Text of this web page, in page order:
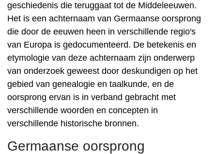
geschiedenis die teruggaat tot de Middeleeuwen.
Het is een achternaam van Germaanse oorsprong
die door de eeuwen heen in verschillende regio's
van Europa is gedocumenteerd. De betekenis en
etymologie van deze achternaam zijn onderwerp
van onderzoek geweest door deskundigen op het
gebied van genealogie en taalkunde, en de
oorsprong ervan is in verband gebracht met
verschillende woorden en concepten in
verschillende historische bronnen.
Germaanse oorsprong